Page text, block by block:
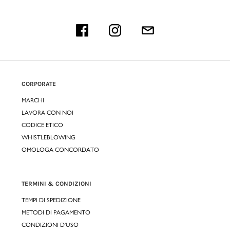
CORPORATE
MARCHI
LAVORA CON NOI
CODICE ETICO
WHISTLEBLOWING
OMOLOGA CONCORDATO
TERMINI & CONDIZIONI
TEMPI DI SPEDIZIONE
METODI DI PAGAMENTO
CONDIZIONI D'USO